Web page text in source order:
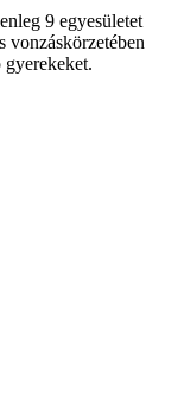
9 egyesületet
vonzáskörzetében